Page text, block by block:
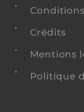
Crédits
Mentions
Politique